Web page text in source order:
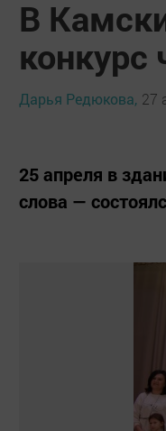
В
конкурс
Дарья Редюкова, 27
25 апреля в
слова —